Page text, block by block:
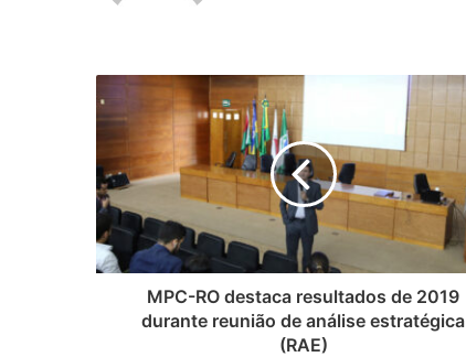
MPC-RO destaca resultados de 2019
durante reunião de análise estratégica
(RAE)